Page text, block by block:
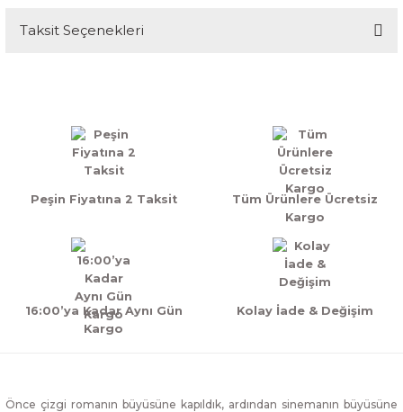
E... A... | 07/08/2025
E... A... | 07/08/2025
Yorum Yaz
Taksit Seçenekleri
Peşin Fiyatına 2 Taksit
Tüm Ürünlere Ücretsiz
Kargo
16:00’ya Kadar Aynı Gün
Kargo
Kolay İade & Değişim
Önce çizgi romanın büyüsüne kapıldık, ardından sinemanın büyüsüne